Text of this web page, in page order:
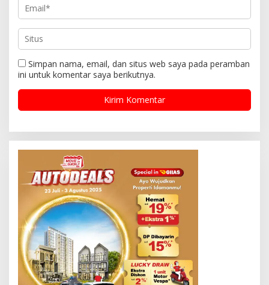
Simpan nama, email, dan situs web saya pada peramban
ini untuk komentar saya berikutnya.